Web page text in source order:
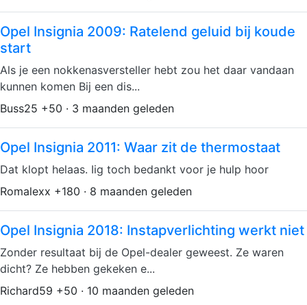
Opel Insignia 2009: Ratelend geluid bij koude
start
Als je een nokkenasversteller hebt zou het daar vandaan
kunnen komen Bij een dis...
Buss25 +50 · 3 maanden geleden
Opel Insignia 2011: Waar zit de thermostaat
Dat klopt helaas. Iig toch bedankt voor je hulp hoor
Romalexx +180 · 8 maanden geleden
Opel Insignia 2018: Instapverlichting werkt niet
Zonder resultaat bij de Opel-dealer geweest. Ze waren
dicht? Ze hebben gekeken e...
Richard59 +50 · 10 maanden geleden